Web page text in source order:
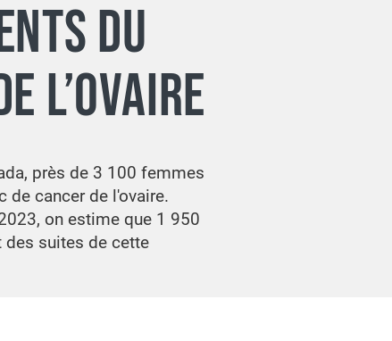
DU
L’OVAIRE
près de 3 100 femmes
de cancer de l'ovaire.
on estime que 1 950
des suites de cette